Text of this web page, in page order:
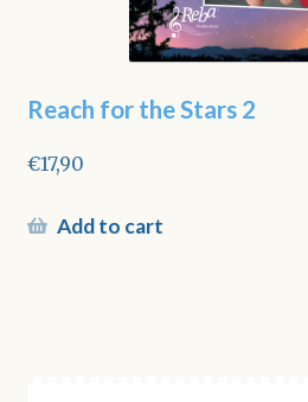
Reach for the Stars 2
€17,90
Add to cart